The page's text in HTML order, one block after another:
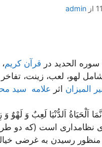
از admin
قرآن کریم
لهو، لعب، زينت،
المیزان اثر علامه سید
اَلْحَيَاةُ اَلدُّنْيَا لَعِبٌ وَ لَهْوٌ
نظامدارى است (كه دو
منظور رسيدن به غرضى